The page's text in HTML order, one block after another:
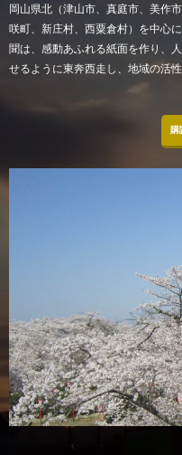
岡山県北（津山市、真庭市、美作
咲町、新庄村、西粟倉村）を中心
聞は、感動あふれる紙面を作り、
せるように東奔西走し、地域の活
購